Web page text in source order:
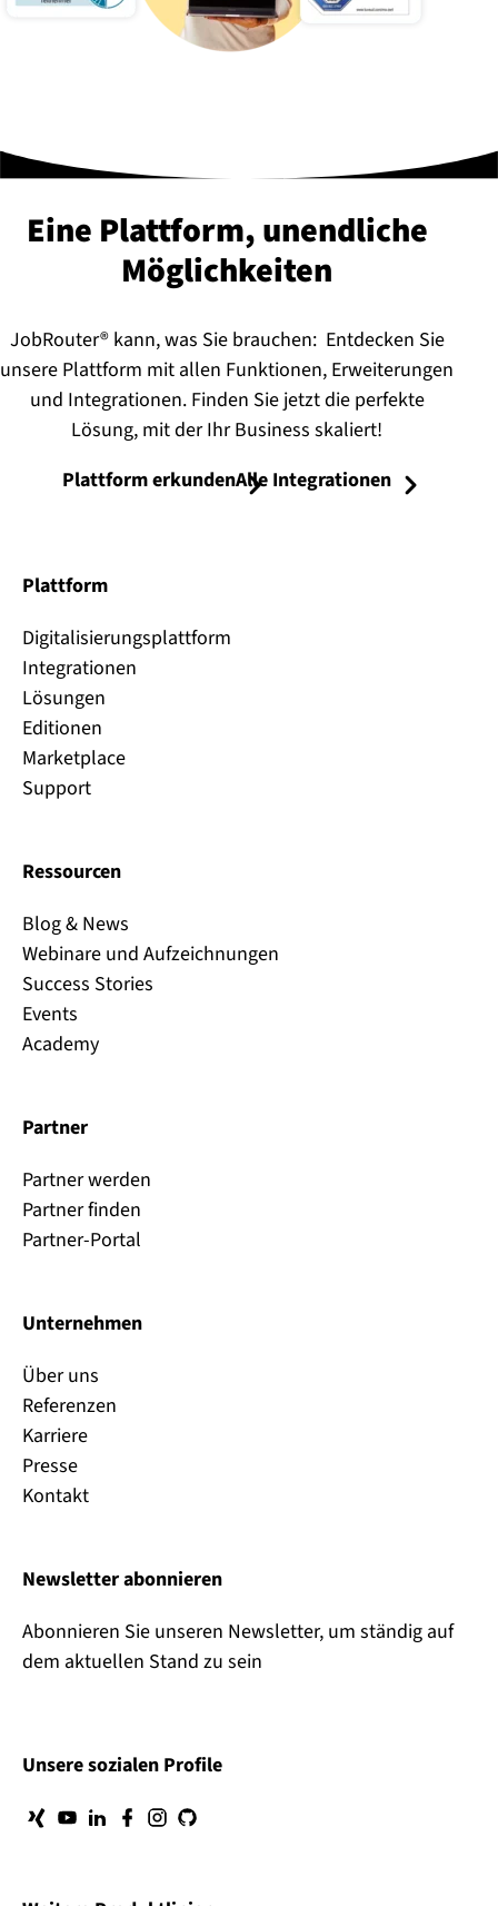
Eine Plattform, unendliche
Mög­lich­kei­ten
JobRouter® kann, was Sie brauchen: Entdecken Sie
unsere Plattform mit allen Funktionen, Erweiterungen
und Integrationen. Finden Sie jetzt die perfekte
Lösung, mit der Ihr Business skaliert!
Plattform erkundenAlle Integrationen
Plattform
Digitalisierungsplattform
Integrationen
Lösungen
Editionen
Marketplace
Support
Ressourcen
Blog & News
Webinare und Aufzeichnungen
Success Stories
Events
Academy
Partner
Partner werden
Partner finden
Partner-Portal
Unternehmen
Über uns
Referenzen
Karriere
Presse
Kontakt
Newsletter abonnieren
Abonnieren Sie unseren Newsletter, um ständig auf
dem aktuellen Stand zu sein
Unsere sozialen Profile